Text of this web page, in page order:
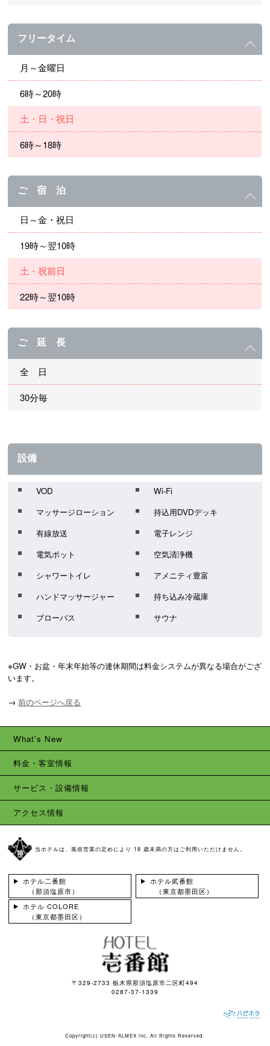
フリータイム
月～金曜日
6時～20時
土・日・祝日
6時～18時
ご 宿 泊
日～金・祝日
19時～翌10時
土・祝前日
22時～翌10時
ご 延 長
全 日
30分毎
設備
VOD
Wi-Fi
マッサージローション
持込用DVDデッキ
有線放送
電子レンジ
電気ポット
空気清浄機
シャワートイレ
アメニティ豊富
ハンドマッサージャー
持ち込み冷蔵庫
ブローバス
サウナ
※GW・お盆・年末年始等の連休期間は料金システムが異なる場合がござ
います。
→ 前のページへ戻る
What's New
料金・客室情報
サービス・設備情報
アクセス情報
当ホテルは、風俗営業の定めにより 18 歳未満の方はご利用いただけません。
ホテル二番館
（那須塩原市）
ホテル貮番館
（東京都墨田区）
ホテル COLORE
（東京都墨田区）
〒329-2733 栃木県那須塩原市二区町494
0287-37-1339
Copyright(c)USEN-ALMEX inc, All Rights Reserved.